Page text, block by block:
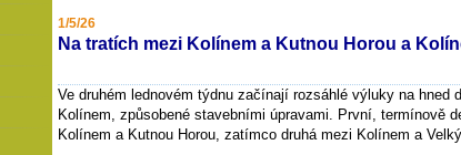
1/5/26
Na tratích mezi Kolínem a Kutnou Horou a
Ve druhém lednovém týdnu začínají rozsáhlé výluky na
Kolínem, způsobené stavebními úpravami. První, termínově
Kolínem a Kutnou Horou, zatímco druhá mezi Kolínem a